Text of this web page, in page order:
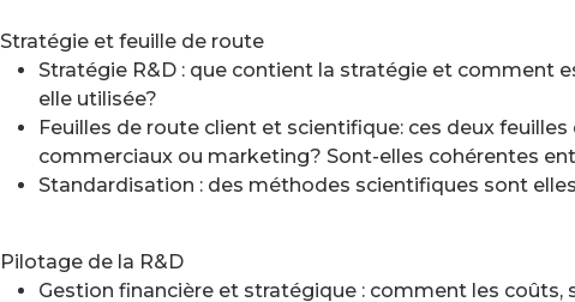
Stratégie et feuille de route
Stratégie R&D : que contient la stratégie et comment
elle utilisée?
Feuilles de route client et scientifique: ces deux
commerciaux ou marketing? Sont-elles cohérentes
Standardisation : des méthodes scientifiques sont
Pilotage de la R&D
Gestion financière et stratégique : comment les